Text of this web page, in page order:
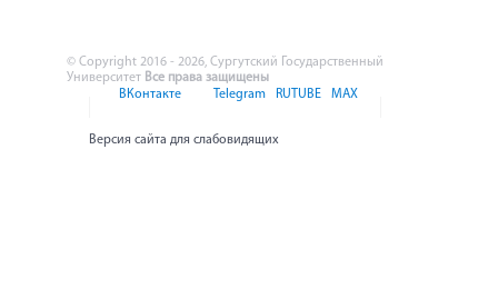
© Copyright 2016 - 2026, Сургутский Государственный
Университет Все права защищены
ВКонтакте
Telegram RUTUBE MAX
Версия сайта для слабовидящих